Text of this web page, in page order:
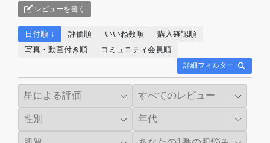
レビューを書く
詳細フィルター
日付順 ↓ 評価順 いいね数順
購入確認順
写真・動画付き順
コミュニティ会員順